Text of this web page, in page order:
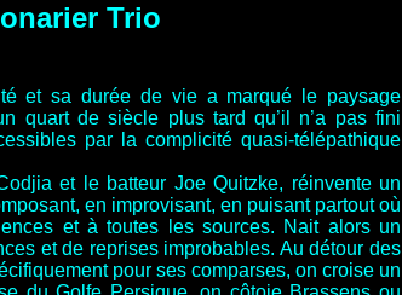
Trio
et sa durée de vie a marqué le paysage
quart de siècle plus tard qu’il n’a pas fini
par la complicité quasi-télépathique
et le batteur Joe Quitzke, réinvente un
en improvisant, en puisant partout où
et à toutes les sources. Nait alors un
et de reprises improbables. Au détour des
pour ses comparses, on croise un